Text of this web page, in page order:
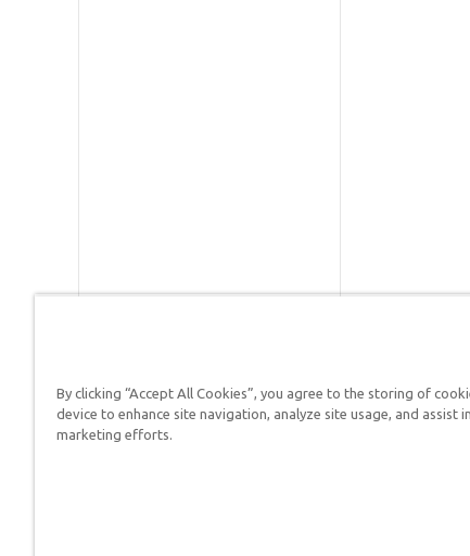
Respuestas en Génesis es
defender su fe y
By clicking “Accept All Cookies”, you agree to the storing of
device to enhance site navigation, analyze site usage, and assist
marketing efforts.